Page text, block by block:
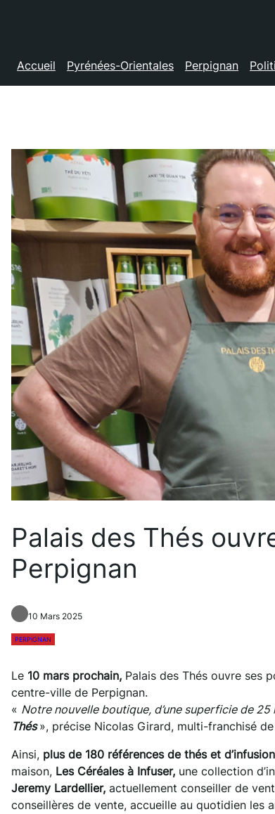
Accueil Pyrénées-Orientales Perpignan
Palais des Thés
Perpignan
10 Mars 2025
PERPIGNAN
Le 10 mars prochain, Palais des Thés ouvre ses
centre-ville de Perpignan.
« Notre nouvelle boutique, d’une superficie de 25
Thés», précise Nicolas Girard, multi-franchisé
Ainsi, plus de 180 références de thés et
maison, Les Céréales à Infuser, une collection
Jeremy Lardellier, actuellement conseiller de
conseillères de vente, accueille au quotidien les